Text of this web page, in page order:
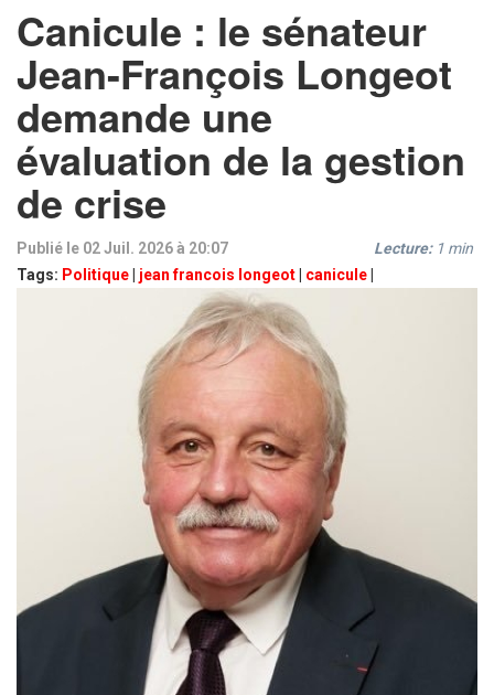
Canicule : le sénateur
Jean-François Longeot
demande une
évaluation de la gestion
de crise
Publié le 02 Juil. 2026 à 20:07
Tags: Politique jean francois longeot canicule
Lecture: 1 min